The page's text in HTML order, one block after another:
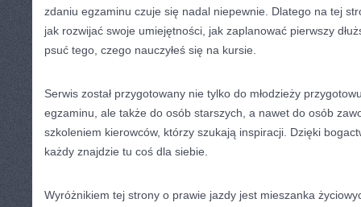
zdaniu egzaminu czuje się nadal niepewnie. Dlatego na tej
jak rozwijać swoje umiejętności, jak zaplanować pierwszy
psuć tego, czego nauczyłeś się na kursie.
Serwis został przygotowany nie tylko do młodzieży
egzaminu, ale także do osób starszych, a nawet do osób
szkoleniem kierowców, którzy szukają inspiracji. Dzięki
każdy znajdzie tu coś dla siebie.
Wyróżnikiem tej strony o prawie jazdy jest mieszanka